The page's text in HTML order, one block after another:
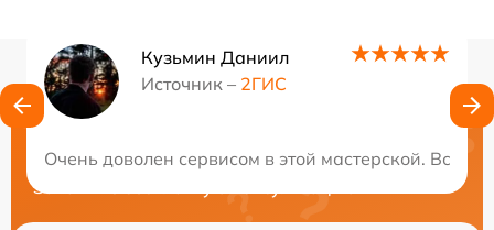
Кузьмин Даниил
Источник – 2ГИС
Очень доволен сервисом в этой мастерской. Всё
Нужна консультация?
Закажите бесплатную консультацию